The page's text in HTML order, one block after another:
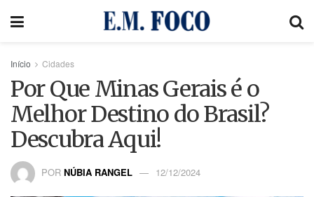
Início Cidades
Por Que Minas Gerais é o
Melhor Destino do Brasil?
Descubra Aqui!
POR NÚBIA RANGEL 12/12/2024